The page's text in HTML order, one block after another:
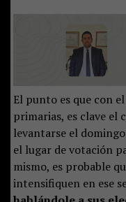
El punto es que con
primarias, es clave el
levantarse el
el lugar de votación
mismo, es probable
intensifiquen en ese